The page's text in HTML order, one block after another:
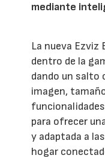
mediante
La nueva Ezviz
dentro de la
dando un salto
imagen,
para ofrecer
y adaptada a
hogar